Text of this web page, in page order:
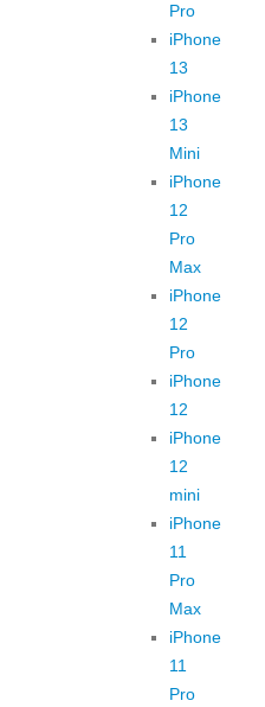
Pro
iPhone
13
iPhone
13
Mini
iPhone
12
Pro
Max
iPhone
12
Pro
iPhone
12
iPhone
12
mini
iPhone
11
Pro
Max
iPhone
11
Pro